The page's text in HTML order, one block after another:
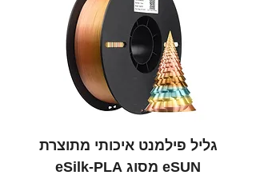
גליל פילמנט איכותי מתוצרת
eSUN מסוג eSilk-PLA